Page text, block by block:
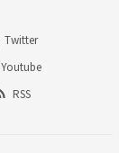
Twitter
Youtube
RSS